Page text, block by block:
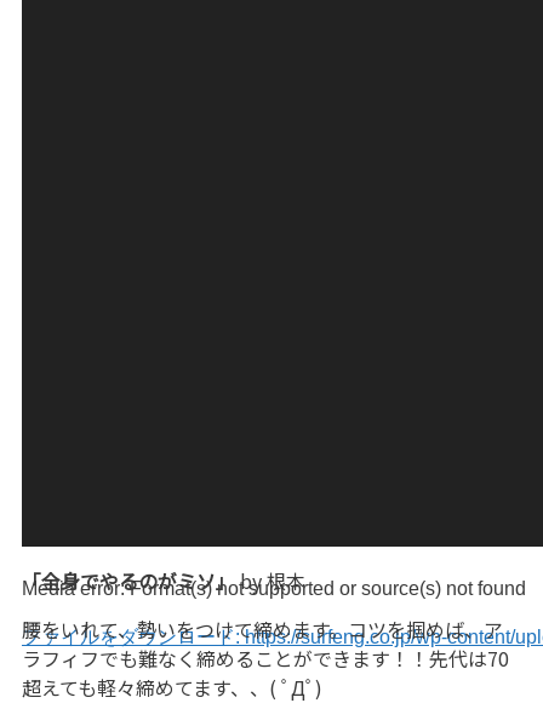
Media error: Format(s) not supported or source(s) not found
ファイルをダウンロード: https://surfeng.co.jp/wp-content/
「全身でやるのがミソ」by 根本
腰をいれて、勢いをつけて締めます。コツを掴めば、ア
ラフィフでも難なく締めることができます！！先代は70
超えても軽々締めてます、、( ﾟДﾟ)